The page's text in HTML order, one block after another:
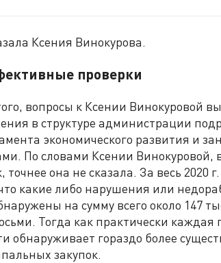
Ксения Винокурова.
проверки
вопросы к Ксении Винокуровой
в структуре администрации
экономического развития и
По словами Ксении Винокуровой,
точнее она не сказала. За весь 2020
какие либо нарушения или
на сумму всего около 147
Тогда как практически
обнаруживает гораздо более
закупок.